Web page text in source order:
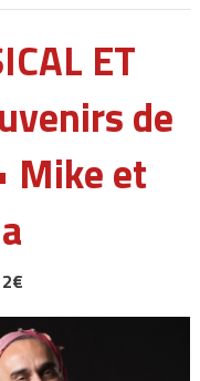
ET
de
Mike et